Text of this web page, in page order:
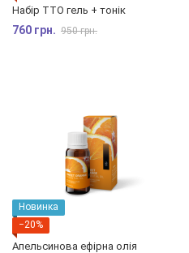
Набір TTO гель + тонік
760 грн. 950 грн.
Новинка
−20%
Апельсинова ефірна олія